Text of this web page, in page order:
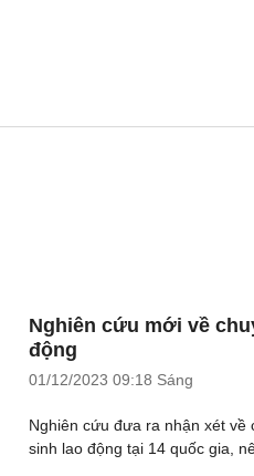
Nghiên cứu mới về
động
01/12/2023 09:18 Sáng
Nghiên cứu đưa ra nhận xét về
sinh lao động tại 14 quốc gia,